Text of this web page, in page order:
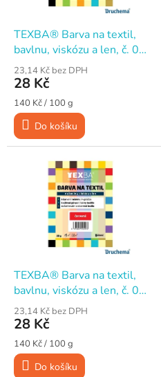
dTEXBA® Barva na textil,
bavlnu, viskózu a len, č. 01
Žlutá, 20 g
23,14 Kč bez DPH
28 Kč
Měrná
cena:
140 Kč / 100 g
Do košíku
TEXBA® Barva na textil,
bavlnu, viskózu a len, č. 03
Červená, 20 g
23,14 Kč bez DPH
28 Kč
Měrná
cena:
140 Kč / 100 g
Do košíku